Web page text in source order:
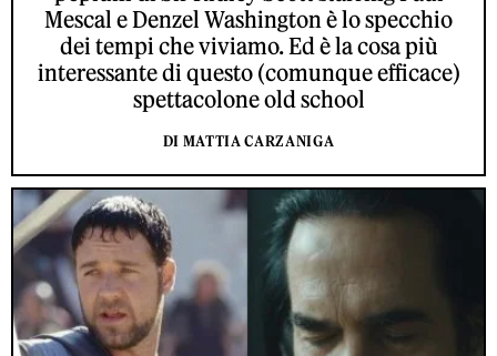
Mescal e Denzel Washington è lo specchio
dei tempi che viviamo. Ed è la cosa più
interessante di questo (comunque efficace)
spettacolone old school
DI MATTIA CARZANIGA